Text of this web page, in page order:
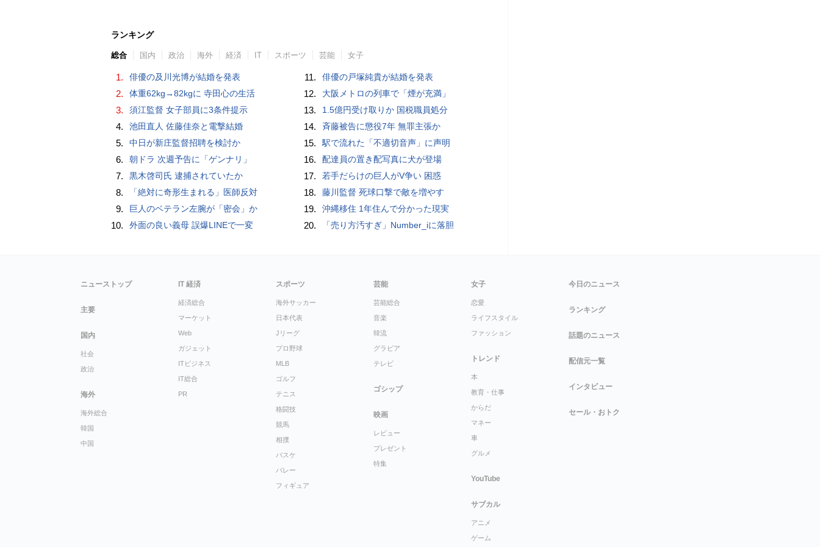
ランキング
総合 国内 政治 海外 経済 IT スポーツ 芸能 女子
1. 俳優の及川光博が結婚を発表
2. 体重62kg→82kgに 寺田心の生活
3. 須江監督 女子部員に3条件提示
4. 池田直人 佐藤佳奈と電撃結婚
5. 中日が新庄監督招聘を検討か
6. 朝ドラ 次週予告に「ゲンナリ」
7. 黒木啓司氏 逮捕されていたか
8. 「絶対に奇形生まれる」医師反対
9. 巨人のベテラン左腕が「密会」か
10. 外面の良い義母 誤爆LINEで一変
11. 俳優の戸塚純貴が結婚を発表
12. 大阪メトロの列車で「煙が充満」
13. 1.5億円受け取りか 国税職員処分
14. 斉藤被告に懲役7年 無罪主張か
15. 駅で流れた「不適切音声」に声明
16. 配達員の置き配写真に犬が登場
17. 若手だらけの巨人がV争い 困惑
18. 藤川監督 死球口撃で敵を増やす
19. 沖縄移住 1年住んで分かった現実
20. 「売り方汚すぎ」Number_iに落胆
ニューストップ
主要
国内
社会
政治
海外
海外総合
韓国
中国
IT 経済
経済総合
マーケット
Web
ガジェット
ITビジネス
IT総合
PR
スポーツ
海外サッカー
日本代表
Jリーグ
プロ野球
MLB
ゴルフ
テニス
格闘技
競馬
相撲
バスケ
バレー
フィギュア
芸能
芸能総合
音楽
韓流
グラビア
テレビ
ゴシップ
映画
レビュー
プレゼント
特集
女子
恋愛
ライフスタイル
ファッション
トレンド
本
教育・仕事
からだ
マネー
車
グルメ
YouTube
サブカル
アニメ
ゲーム
今日のニュース
ランキング
話題のニュース
配信元一覧
インタビュー
セール・おトク